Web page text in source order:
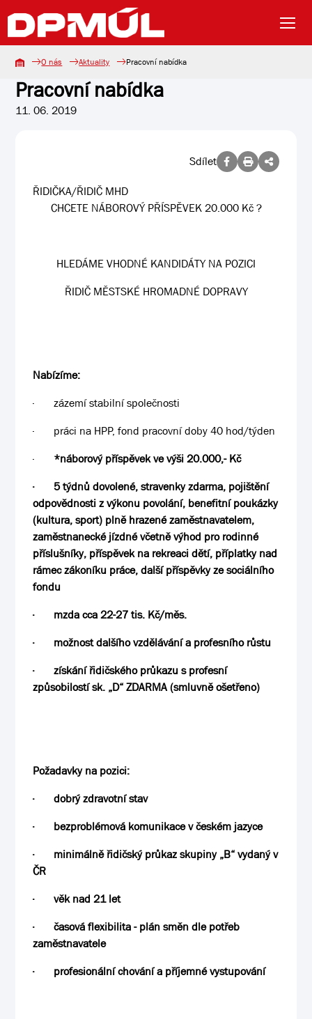
O nás Aktuality Pracovní nabídka
Pracovní nabídka
11. 06. 2019
Sdílet
ŘIDIČKA/ŘIDIČ MHD
CHCETE NÁBOROVÝ PŘÍSPĚVEK 20.000 Kč ?
HLEDÁME VHODNÉ KANDIDÁTY NA POZICI
ŘIDIČ MĚSTSKÉ HROMADNÉ DOPRAVY
Nabízíme:
·
zázemí stabilní společnosti
·
práci na HPP, fond pracovní doby 40 hod/týden
·
*náborový příspěvek ve výši20.000,- Kč
·
5 týdnů dovolené, stravenky zdarma, pojištění
odpovědnosti z výkonu povolání, benefitní poukázky
(kultura, sport) plně hrazené zaměstnavatelem,
zaměstnanecké jízdné včetně výhod pro rodinné
příslušníky, příspěvek na rekreaci dětí, příplatky nad
rámec zákoníku práce, další příspěvky ze sociálního
fondu
·
mzda cca 22-27 tis. Kč/měs.
·
možnost dalšího vzdělávání a profesního růstu
·
získání řidičského průkazu s profesní
způsobilostí sk. „D“ ZDARMA(smluvně ošetřeno)
Požadavky na pozici:
·
dobrý zdravotní stav
·
bezproblémová komunikace v českém jazyce
·
minimálně řidičský průkaz skupiny„B“ vydaný v
ČR
·
věk nad 21 let
·
časová flexibilita - plán směn dle potřeb
zaměstnavatele
·
profesionální chování a příjemné vystupování